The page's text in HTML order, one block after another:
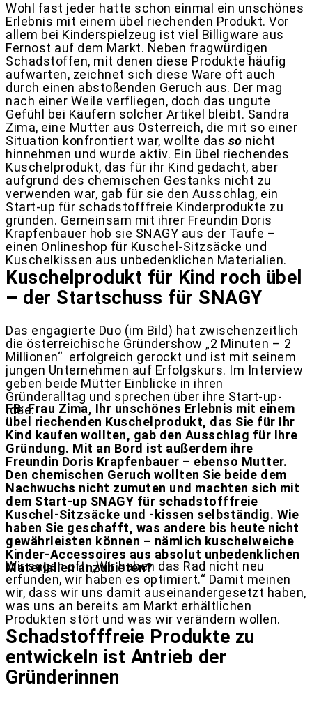
Wohl fast jeder hatte schon einmal ein unschönes
Erlebnis mit einem übel riechenden Produkt. Vor
allem bei Kinderspielzeug ist viel Billigware aus
Fernost auf dem Markt. Neben fragwürdigen
Schadstoffen, mit denen diese Produkte häufig
aufwarten, zeichnet sich diese Ware oft auch
durch einen abstoßenden Geruch aus. Der mag
nach einer Weile verfliegen, doch das ungute
Gefühl bei Käufern solcher Artikel bleibt. Sandra
Zima, eine Mutter aus Österreich, die mit so einer
Situation konfrontiert war, wollte das so nicht
hinnehmen und wurde aktiv. Ein übel riechendes
Kuschelprodukt, das für ihr Kind gedacht, aber
aufgrund des chemischen Gestanks nicht zu
verwenden war, gab für sie den Ausschlag, ein
Start-up für schadstofffreie Kinderprodukte zu
gründen. Gemeinsam mit ihrer Freundin Doris
Krapfenbauer hob sie SNAGY aus der Taufe –
einen Onlineshop für Kuschel-Sitzsäcke und
Kuschelkissen aus unbedenklichen Materialien.
Kuschelprodukt für Kind roch übel
– der Startschuss für SNAGY
Das engagierte Duo (im Bild) hat zwischenzeitlich
die österreichische Gründershow „2 Minuten – 2
Millionen“ erfolgreich gerockt und ist mit seinem
jungen Unternehmen auf Erfolgskurs. Im Interview
geben beide Mütter Einblicke in ihren
Gründeralltag und sprechen über ihre Start-up-
Idee:
FB: Frau Zima, Ihr unschönes Erlebnis mit einem
übel riechenden Kuschelprodukt, das Sie für Ihr
Kind kaufen wollten, gab den Ausschlag für Ihre
Gründung. Mit an Bord ist außerdem ihre
Freundin Doris Krapfenbauer – ebenso Mutter.
Den chemischen Geruch wollten Sie beide dem
Nachwuchs nicht zumuten und machten sich mit
dem Start-up SNAGY für schadstofffreie
Kuschel-Sitzsäcke und -kissen selbständig. Wie
haben Sie geschafft, was andere bis heute nicht
gewährleisten können – nämlich kuschelweiche
Kinder-Accessoires aus absolut unbedenklichen
Materialien anzubieten?
Wir sagen oft: „Wir haben das Rad nicht neu
erfunden, wir haben es optimiert.“ Damit meinen
wir, dass wir uns damit auseinandergesetzt haben,
was uns an bereits am Markt erhältlichen
Produkten stört und was wir verändern wollen.
Schadstofffreie Produkte zu
entwickeln ist Antrieb der
Gründerinnen